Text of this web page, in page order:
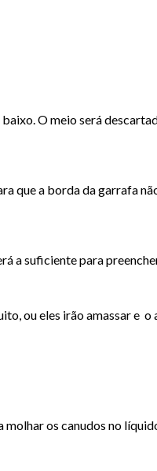
O meio será
que a borda da garrafa
a suficiente para
ou eles irão amassar e o
os canudos no